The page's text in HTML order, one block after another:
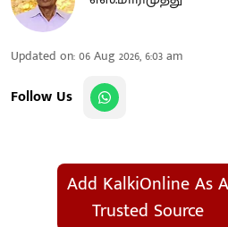
Updated on:06 Aug 2026, 6:03 am
Follow Us
Add KalkiOnline As A
Trusted Source